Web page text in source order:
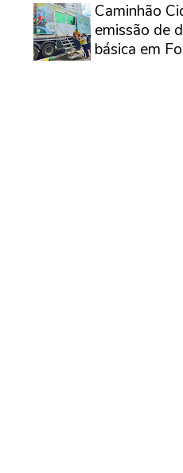
Caminhão
emissão de
básica em